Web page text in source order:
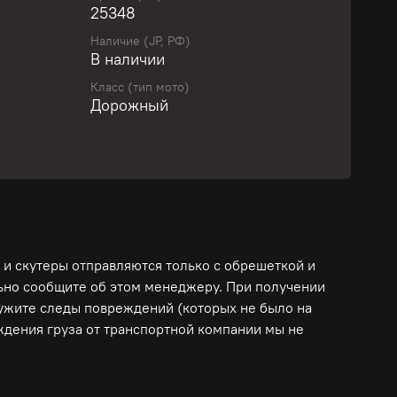
свой байк с выгодой!
персональное предложение уже сегодня!
Простой 1-цилиндровый 2-
охлаждения. Реальный пробег,
на этапе доставки! Предоставляются
предоплата по договору! ЛУЧШИЕ УСЛОВИЯ
25348
Наличие (JP, РФ)
В наличии
Класс (тип мото)
Дорожный
скутеры отправляются только с обрешеткой и
сообщите об этом менеджеру. При получении
следы повреждений (которых не было на
груза от транспортной компании мы не